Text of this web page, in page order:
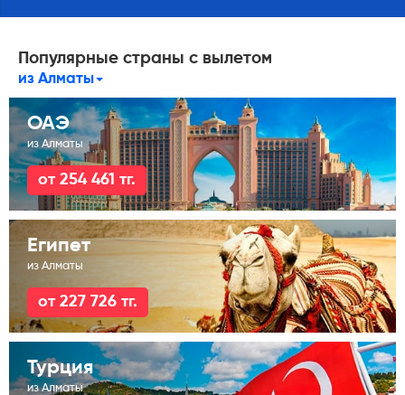
Популярные страны с вылетом
из Алматы
ОАЭ
из Алматы
от 254 461 тг.
Египет
из Алматы
от 227 726 тг.
Турция
из Алматы